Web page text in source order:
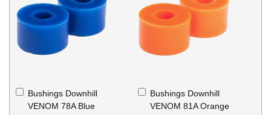
Bushings Downhill
VENOM 78A Blue
Ajouter
au
panier
Bushings Downhill
VENOM 81A Orange
Ajouter
au
panier